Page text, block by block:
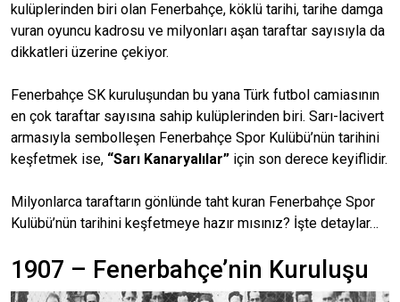
kulüplerinden biri olan Fenerbahçe, köklü tarihi, tarihe damga
vuran oyuncu kadrosu ve milyonları aşan taraftar sayısıyla da
dikkatleri üzerine çekiyor.
Fenerbahçe SK kuruluşundan bu yana Türk futbol camiasının
en çok taraftar sayısına sahip kulüplerinden biri. Sarı-lacivert
armasıyla sembolleşen Fenerbahçe Spor Kulübü’nün tarihini
keşfetmek ise, “Sarı Kanaryalılar” için son derece keyiflidir.
Milyonlarca taraftarın gönlünde taht kuran Fenerbahçe Spor
Kulübü’nün tarihini keşfetmeye hazır mısınız? İşte detaylar…
1907 – Fenerbahçe’nin Kuruluşu